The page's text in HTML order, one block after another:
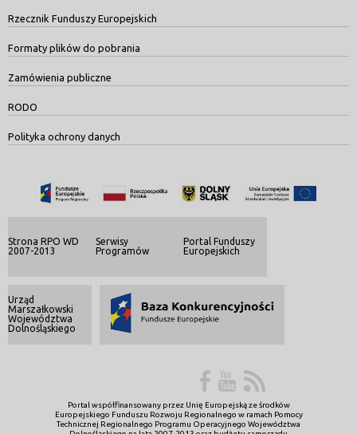
Rzecznik Funduszy Europejskich
Formaty plików do pobrania
Zamówienia publiczne
RODO
Polityka ochrony danych
Strona RPO WD
2007-2013
Serwisy
Programów
Portal Funduszy
Europejskich
Urząd
Marszałkowski
Województwa
Dolnośląskiego
Portal współfinansowany przez Unię Europejską ze środków
Europejskiego Funduszu Rozwoju Regionalnego w ramach Pomocy
Technicznej Regionalnego Programu Operacyjnego Województwa